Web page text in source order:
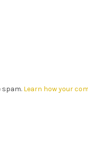
spam. Learn how your